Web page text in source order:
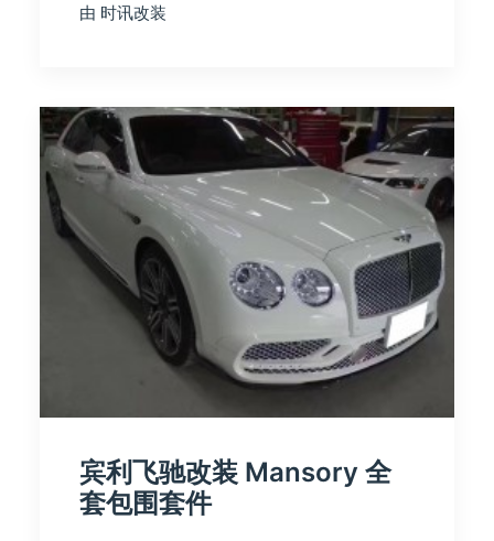
由 时讯改装
宾利飞驰改装 Mansory 全
套包围套件